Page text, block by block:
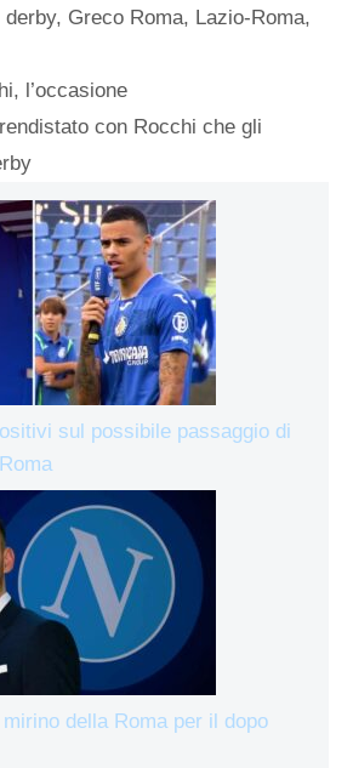
derby, Greco Roma, Lazio-Roma,
l’occasione
con Rocchi che gli
sul possibile passaggio di
della Roma per il dopo